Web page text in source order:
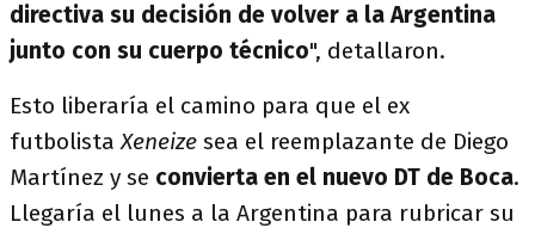
directiva su decisión de volver a la Argentina
junto con su cuerpo técnico", detallaron.
Esto liberaría el camino para que el ex
futbolistaXeneize sea el reemplazante de Diego
Martínez y se convierta en el nuevo DT de Boca.
Llegaría el lunes a la Argentina para rubricar su